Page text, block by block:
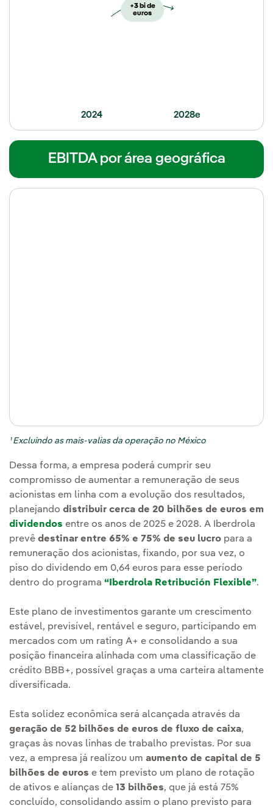
2024
+3 bi de
euros
2028e
EBITDA por área geográfica
¹ Excluindo as mais-valias da operação no México
Dessa forma, a empresa poderá cumprir seu
compromisso de aumentar a remuneração de seus
acionistas em linha com a evolução dos resultados,
planejando distribuir cerca de 20 bilhões de euros em
dividendos entre os anos de 2025 e 2028. A Iberdrola
prevê destinar entre 65% e 75% de seu lucro para a
remuneração dos acionistas, fixando, por sua vez, o
piso do dividendo em 0,64 euros para esse período
dentro do programa “Iberdrola Retribución Flexible”.
Este plano de investimentos garante um crescimento
estável, previsível, rentável e seguro, participando em
mercados com um rating A+ e consolidando a sua
posição financeira alinhada com uma classificação de
crédito BBB+, possível graças a uma carteira altamente
diversificada.
Esta solidez econômica será alcançada através da
geração de 52 bilhões de euros de fluxo de caixa,
graças às novas linhas de trabalho previstas. Por sua
vez, a empresa já realizou um aumento de capital de 5
bilhões de euros e tem previsto um plano de rotação
de ativos e alianças de 13 bilhões, que já está 75%
concluído, consolidando assim o plano previsto para